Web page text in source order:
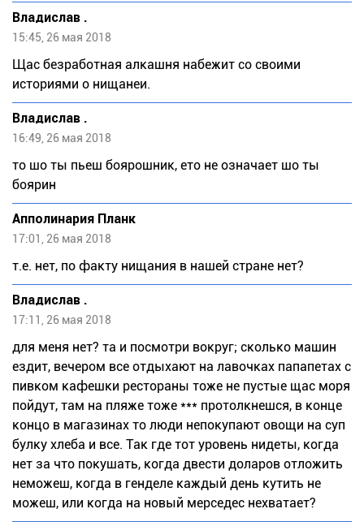
Владислав .
15:45, 26 мая 2018
Щас безработная алкашня набежит со своими
историями о нищанеи.
Владислав .
16:49, 26 мая 2018
то шо ты пьеш боярошник, ето не означает шо ты
боярин
Апполинария Планк
17:01, 26 мая 2018
т.е. нет, по факту нищания в нашей стране нет?
Владислав .
17:11, 26 мая 2018
для меня нет? та и посмотри вокруг; сколько машин
ездит, вечером все отдыхают на лавочках папапетах с
пивком кафешки рестораны тоже не пустые щас моря
пойдут, там на пляже тоже *** протолкнешся, в конце
концо в магазинах то люди непокупают овощи на суп
булку хлеба и все. Так где тот уровень нидеты, когда
нет за что покушать, когда двести доларов отложить
неможеш, когда в генделе каждый день кутить не
можеш, или когда на новый мерседес нехватает?